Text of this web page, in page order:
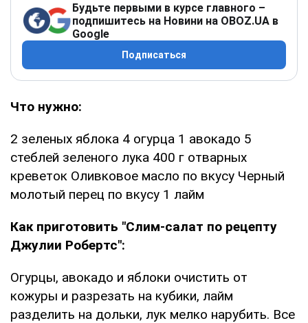
Будьте первыми в курсе главного –
подпишитесь на Новини на OBOZ.UA в
Google
Подписаться
Что нужно:
2 зеленых яблока 4 огурца 1 авокадо 5
стеблей зеленого лука 400 г отварных
креветок Оливковое масло по вкусу Черный
молотый перец по вкусу 1 лайм
Как приготовить "Слим-салат по рецепту
Джулии Робертс":
Огурцы, авокадо и яблоки очистить от
кожуры и разрезать на кубики, лайм
разделить на дольки, лук мелко нарубить. Все